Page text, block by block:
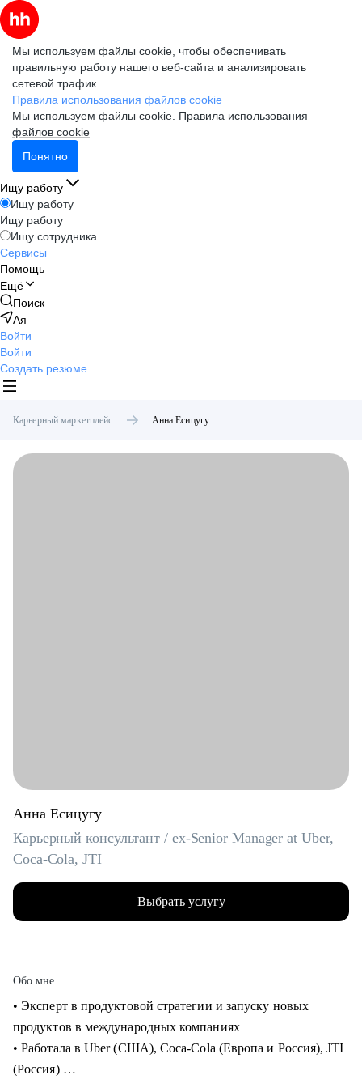
Мы используем файлы cookie, чтобы обеспечивать
правильную работу нашего веб-сайта и анализировать
сетевой трафик.
Правила использования файлов cookie
Мы используем файлы cookie. Правила использования
файлов cookie
Понятно
Ищу работу
Ищу работу
Ищу работу
Ищу сотрудника
Сервисы
Помощь
Ещё
Поиск
Ая
Войти
Войти
Создать резюме
Карьерный маркетплейс Анна Есицугу
Анна Есицугу
Карьерный консультант / ex-Senior Manager at Uber,
Coca-Cola, JTI
Выбрать услугу
Обо мне
• Эксперт в продуктовой стратегии и запуску новых
продуктов в международных компаниях
• Работала в Uber (США), Coca-Cola (Европа и Россия), JTI
(Россия)